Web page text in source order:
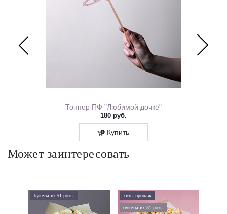
Топпер ПФ "Любимой дочке"
180 руб.
Купить
Может заинтересовать
букеты из 51 розы хиты продаж
букеты из 51 розы